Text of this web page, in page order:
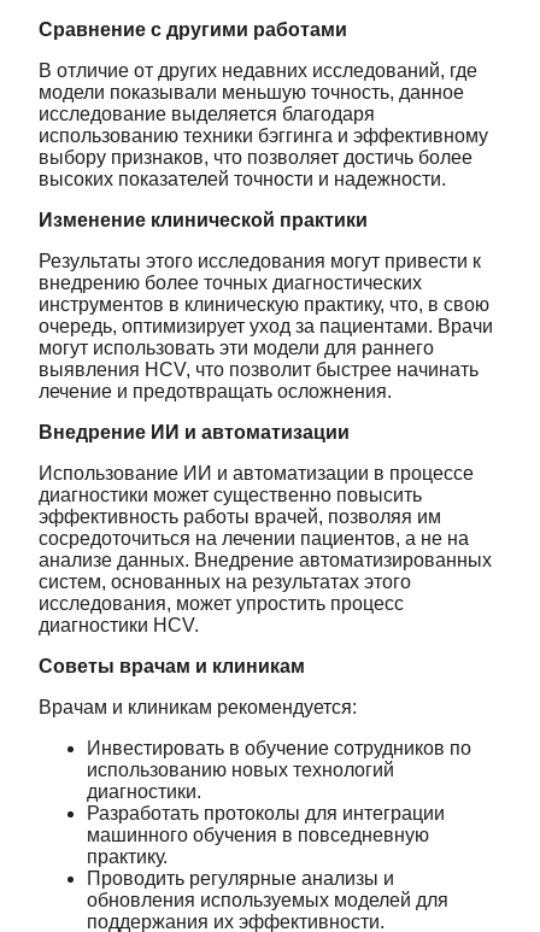
Сравнение с другими работами
В отличие от других недавних исследований, где
модели показывали меньшую точность, данное
исследование выделяется благодаря
использованию техники бэггинга и эффективному
выбору признаков, что позволяет достичь более
высоких показателей точности и надежности.
Изменение клинической практики
Результаты этого исследования могут привести к
внедрению более точных диагностических
инструментов в клиническую практику, что, в свою
очередь, оптимизирует уход за пациентами. Врачи
могут использовать эти модели для раннего
выявления HCV, что позволит быстрее начинать
лечение и предотвращать осложнения.
Внедрение ИИ и автоматизации
Использование ИИ и автоматизации в процессе
диагностики может существенно повысить
эффективность работы врачей, позволяя им
сосредоточиться на лечении пациентов, а не на
анализе данных. Внедрение автоматизированных
систем, основанных на результатах этого
исследования, может упростить процесс
диагностики HCV.
Советы врачам и клиникам
Врачам и клиникам рекомендуется:
Инвестировать в обучение сотрудников по
использованию новых технологий
диагностики.
Разработать протоколы для интеграции
машинного обучения в повседневную
практику.
Проводить регулярные анализы и
обновления используемых моделей для
поддержания их эффективности.